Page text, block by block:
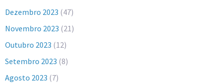
Dezembro 2023 (47)
Novembro 2023 (21)
Outubro 2023 (12)
Setembro 2023 (8)
Agosto 2023 (7)